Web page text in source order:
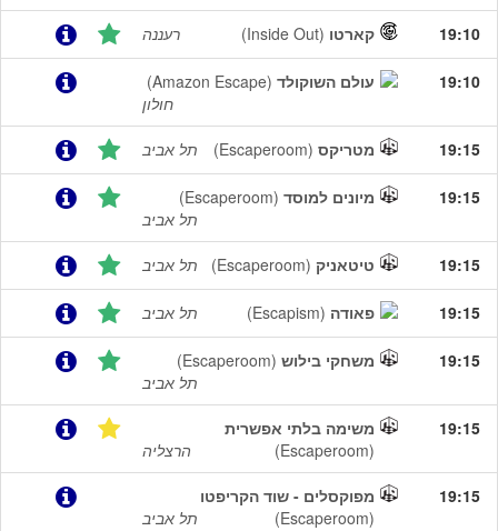
19:10 קארטו (Inside Out) רעננה
19:10 עולם השוקולד (Amazon Escape)
חולון
19:15 מטריקס (Escaperoom) תל אביב
19:15 מיונים למוסד (Escaperoom)
תל אביב
19:15 טיטאניק (Escaperoom) תל אביב
19:15 פאודה (Escapism) תל אביב
19:15 משחקי בילוש (Escaperoom)
תל אביב
19:15
משימה בלתי אפשרית
(Escaperoom)
הרצליה
19:15
מפוקסלים - שוד הקריפטו
(Escaperoom)
תל אביב